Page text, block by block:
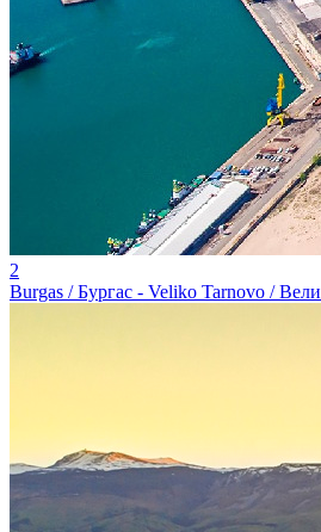
2
Burgas / Бургас - Veliko Tarnovo /